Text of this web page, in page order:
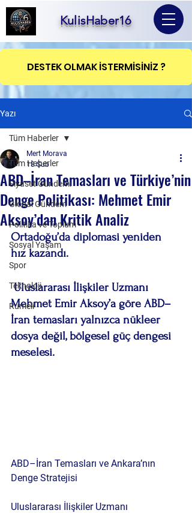
KulisHaber16
DESTEK OLMAK İSTERMİSİNİZ ?
Yazı
Tüm Haberler
Siyaset Gündemi
Global Gündem
Politika ve Toplum
Sosyal Yaşam
Spor
Teknoloji
Rumeli
Tüm Haberler
ABD–İran Temasları ve Türkiye’nin
Denge Politikası: Mehmet Emir
Aksoy’dan Kritik Analiz
Mert Morava
18 Şub
Ortadoğu’da diplomasi yeniden
hız kazandı.
Uluslararası İlişkiler Uzmanı
Mehmet Emir Aksoy’a göre ABD–
İran temasları yalnızca nükleer
dosya değil, bölgesel güç dengesi
meselesi.
ABD–İran Temasları ve Ankara’nın
Denge Stratejisi
Uluslararası İlişkiler Uzmanı